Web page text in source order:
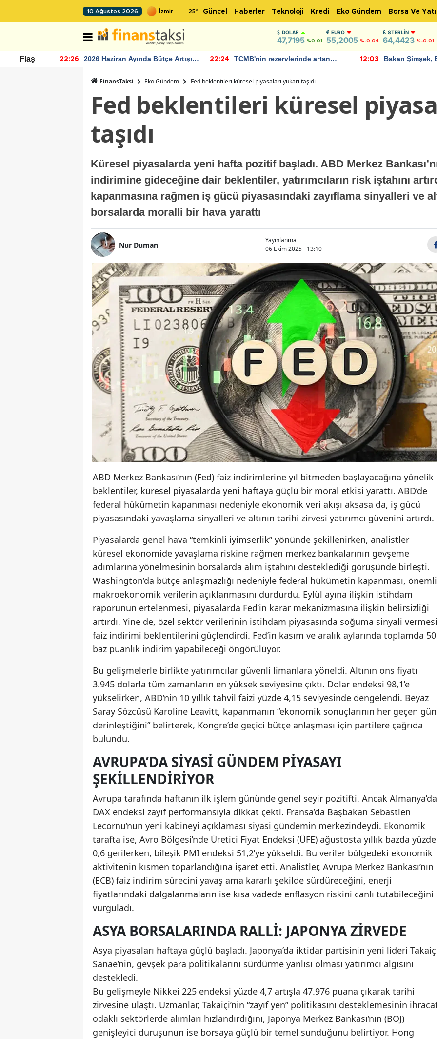
10 Ağustos 2026 25° Güncel Haberler Teknoloji Kredi Eko Gündem Borsa Ve
DOLAR
47,7195 %0.01
EURO
55,2005 %-0.04
STERLIN
64,4423 %-0.01
Flaş 22:26
2026 Haziran Ayında Bütçe Artışı
22:24
TCMB'nin rezervlerinde artan
12:03
Bakan Şimşek,
FinansTaksi Eko Gündem Fed beklentileri küresel piyasaları yukarı taşıdı
Fed beklentileri küresel
taşıdı
Küresel piyasalarda yeni hafta pozitif başladı. ABD Merkez
indirimine gideceğine dair beklentiler, yatırımcıların risk iştahını
kapanmasına rağmen iş gücü piyasasındaki zayıflama sinyalleri ve
borsalarda moralli bir hava yarattı
Nur Duman
Yayınlanma
06 Ekim 2025 - 13:10
ABD Merkez Bankası’nın (Fed) faiz indirimlerine yıl bitmeden başlayacağına yönelik
beklentiler, küresel piyasalarda yeni haftaya güçlü bir moral etkisi yarattı. ABD’de
federal hükümetin kapanması nedeniyle ekonomik veri akışı aksasa da, iş gücü
piyasasındaki yavaşlama sinyalleri ve altının tarihi zirvesi yatırımcı güvenini artırdı.
Piyasalarda genel hava “temkinli iyimserlik” yönünde şekillenirken, analistler
küresel ekonomide yavaşlama riskine rağmen merkez bankalarının gevşeme
adımlarına yönelmesinin borsalarda alım iştahını desteklediği görüşünde birleşti.
Washington’da bütçe anlaşmazlığı nedeniyle federal hükümetin kapanması, önemli
makroekonomik verilerin açıklanmasını durdurdu. Eylül ayına ilişkin istihdam
raporunun ertelenmesi, piyasalarda Fed’in karar mekanizmasına ilişkin belirsizliği
artırdı. Yine de, özel sektör verilerinin istihdam piyasasında soğuma sinyali
faiz indirimi beklentilerini güçlendirdi. Fed’in kasım ve aralık aylarında toplamda 50
baz puanlık indirim yapabileceği öngörülüyor.
Bu gelişmelerle birlikte yatırımcılar güvenli limanlara yöneldi. Altının ons fiyatı
3.945 dolarla tüm zamanların en yüksek seviyesine çıktı. Dolar endeksi 98,1’e
yükselirken, ABD’nin 10 yıllık tahvil faizi yüzde 4,15 seviyesinde dengelendi. Beyaz
Saray Sözcüsü Karoline Leavitt, kapanmanın “ekonomik sonuçlarının her geçen gün
derinleştiğini” belirterek, Kongre’de geçici bütçe anlaşması için partilere çağrıda
bulundu.
AVRUPA’DA SIYASI GÜNDEM PIYASAYI
ŞEKILLENDIRIYOR
Avrupa tarafında haftanın ilk işlem gününde genel seyir pozitifti. Ancak Almanya’da
DAX endeksi zayıf performansıyla dikkat çekti. Fransa’da Başbakan Sebastien
Lecornu’nun yeni kabineyi açıklaması siyasi gündemin merkezindeydi. Ekonomik
tarafta ise, Avro Bölgesi’nde Üretici Fiyat Endeksi (ÜFE) ağustosta yıllık bazda yüzde
0,6 gerilerken, bileşik PMI endeksi 51,2’ye yükseldi. Bu veriler bölgedeki ekonomik
aktivitenin kısmen toparlandığına işaret etti. Analistler, Avrupa Merkez Bankası’nın
(ECB) faiz indirim sürecini yavaş ama kararlı şekilde sürdüreceğini, enerji
fiyatlarındaki dalgalanmaların ise kısa vadede enflasyon riskini canlı tutabileceğini
vurguladı.
ASYA BORSALARINDA RALLI: JAPONYA ZIRVEDE
Asya piyasaları haftaya güçlü başladı. Japonya’da iktidar partisinin yeni lideri
Sanae’nin, gevşek para politikalarını sürdürme yanlısı olması yatırımcı algısını
destekledi.
Bu gelişmeyle Nikkei 225 endeksi yüzde 4,7 artışla 47.976 puana çıkarak tarihi
zirvesine ulaştı. Uzmanlar, Takaiçi’nin “zayıf yen” politikasını desteklemesinin
odaklı sektörlerde alımları hızlandırdığını, Japonya Merkez Bankası’nın (BOJ)
genişleyici duruşunun ise borsaya güçlü bir temel sunduğunu belirtiyor. Hong